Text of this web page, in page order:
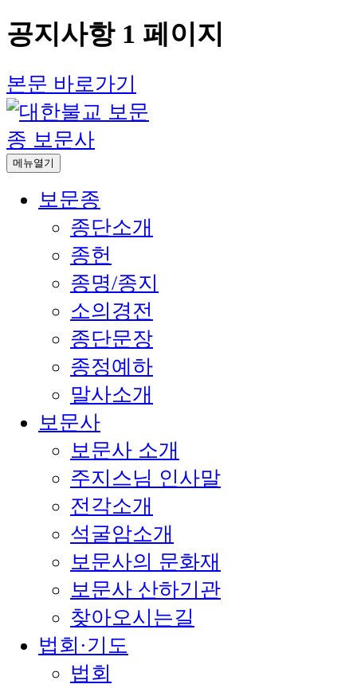
공지사항 1 페이지
본문 바로가기
메뉴열기
보문종
종단소개
종헌
종명/종지
소의경전
종단문장
종정예하
말사소개
보문사
보문사 소개
주지스님 인사말
전각소개
석굴암소개
보문사의 문화재
보문사 산하기관
찾아오시는길
법회·기도
법회